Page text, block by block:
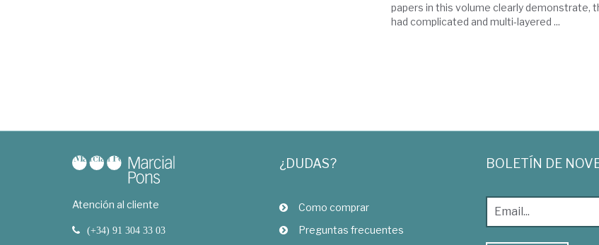
papers in this volume clearly demonstrate,
had complicated and multi-layered ...
Atención al cliente
(+34) 91 304 33 03
¿DUDAS?
Como comprar
Preguntas frecuentes
BOLETÍN DE